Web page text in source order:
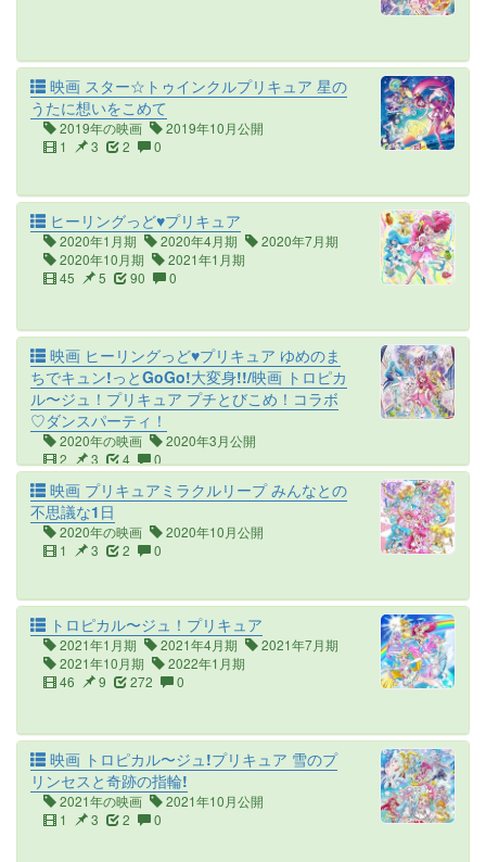
映画 スター☆トゥインクルプリキュア 星の
うたに想いをこめて
2019年の映画
2019年10月公開
1
3 2 0
ヒーリングっど♥プリキュア
2020年1月期 2020年4月期
2020年7月期
2020年10月期
2021年1月期
45
5 90 0
映画 ヒーリングっど♥プリキュア ゆめのま
ちでキュン!っとGoGo!大変身!!/映画 トロピカ
ル〜ジュ！プリキュア プチとびこめ！コラボ
♡ダンスパーティ！
2020年の映画
2020年3月公開
2
3 4 0
映画 プリキュアミラクルリープ みんなとの
不思議な1日
2020年の映画
2020年10月公開
1
3 2 0
トロピカル〜ジュ！プリキュア
2021年1月期 2021年4月期
2021年7月期
2021年10月期
2022年1月期
46
9 272 0
映画 トロピカル〜ジュ!プリキュア 雪のプ
リンセスと奇跡の指輪!
2021年の映画
2021年10月公開
1
3 2 0